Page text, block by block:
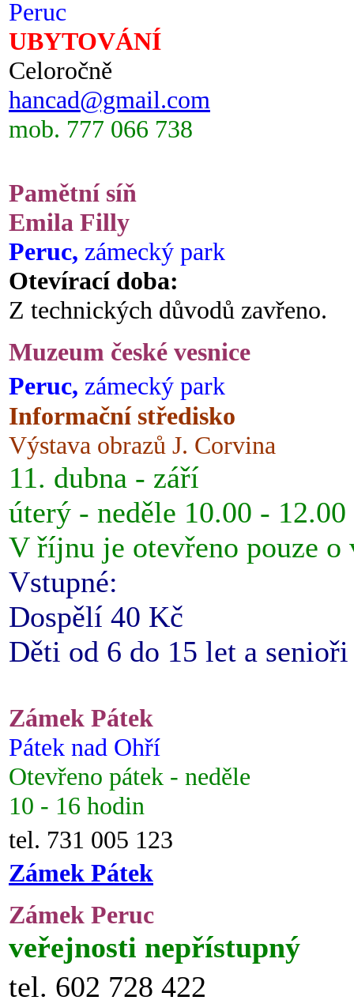
Peruc
UBYTOVÁNÍ
Celoročně
hancad@gmail.com
mob. 777 066 738
Pamětní síň
Emila Filly
Peruc, zámecký park
Otevírací doba:
Z technických důvodů zavřeno.
Muzeum české vesnice
Peruc, zámecký park
Informační středisko
Výstava obrazů J. Corvina
11. dubna - září
úterý - neděle 10.00 -
V říjnu je otevřeno pouze o
Vstupné:
Dospělí 40 Kč
Děti od 6 do 15 let a
Zámek Pátek
Pátek nad Ohří
Otevřeno pátek - neděle
10 - 16 hodin
tel. 731 005 123
Zámek Pátek
Zámek Peruc
veřejnosti nepřístupný
tel. 602 728 422